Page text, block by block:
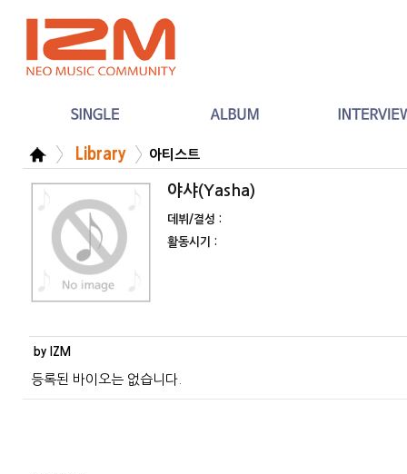
Library 아티스트
야샤(Yasha)
데뷔/결성 :
활동시기 :
by IZM
등록된 바이오는 없습니다.